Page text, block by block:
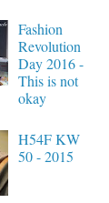
Fashion
Revolution
Day 2016 -
This is not
okay
H54F KW
50 - 2015